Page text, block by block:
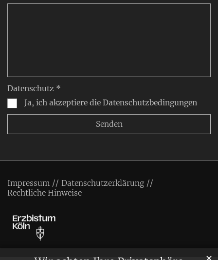
Datenschutz *
Ja, ich akzeptiere die Datenschutzbedingungen
Impressum
Datenschutzerklärung
Rechtliche Hinweise